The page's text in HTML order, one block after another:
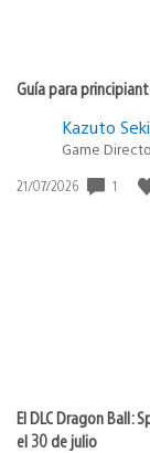
Guía para
Kazuto
Game
Fecha
21/07/2026 1
El DLC Dragon Ball:
el 30 de julio